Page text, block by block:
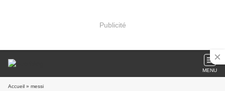
Publicité
MENU
Accueil » messi